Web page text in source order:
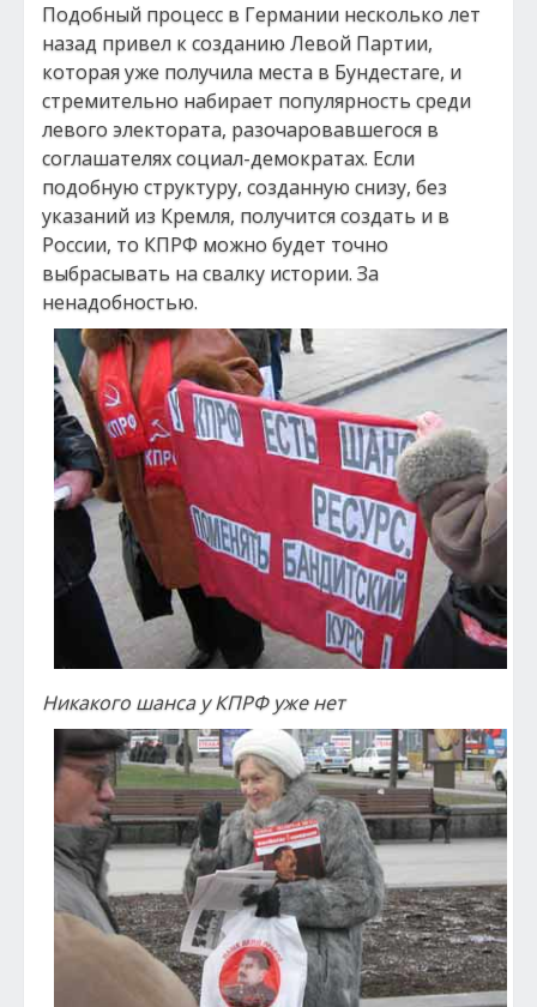
Подобный процесс в Германии несколько лет
назад привел к созданию Левой Партии,
которая уже получила места в Бундестаге, и
стремительно набирает популярность среди
левого электората, разочаровавшегося в
соглашателях социал-демократах. Если
подобную структуру, созданную снизу, без
указаний из Кремля, получится создать и в
России, то КПРФ можно будет точно
выбрасывать на свалку истории. За
ненадобностью.
Никакого шанса у КПРФ уже нет